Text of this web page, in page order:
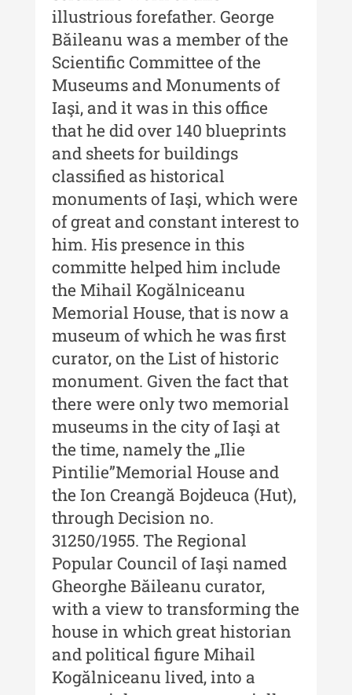
Moldovei
Anuarul Muzeului Etnografic al
Moldovei - XXII / 2022
Anuarul Muzeului Etnografic al
Moldovei - XXI / 2021
Anuarul Muzeului Etnografic al
Moldovei - XX / 2020
Indexul Complet
Buletinul Muzeului Științei și
Tehnicii ”Ștefan Procopiu”
Buletinul Muzeului Științei și
Tehnicii ”Ștefan Procopiu” - An
XV / Nr. 15 / 2021
Buletinul Muzeului Științei și
Tehnicii ”Ștefan Procopiu” - An
XIV / Nr. 14 / 2020
Buletinul Muzeului Științei și
Tehnicii ”Ștefan Procopiu” - An
XII / Nr. 13 / 2019
Indexul Complet
Buletinul Centrului de Cercetare și
Conservare-Restaurare a
Patrimoniului
Buletinul Centrului de Cercetare
și Conservare-Restaurare a
Patrimoniului - 2021
Buletinul Centrului de Cercetare
și Conservare-Restaurare a
illustrious forefather. George
Băileanu was a member of the
Scientific Committee of the
Museums and Monuments of
Iaşi, and it was in this office
that he did over 140 blueprints
and sheets for buildings
classified as historical
monuments of Iaşi, which were
of great and constant interest to
him. His presence in this
committe helped him include
the Mihail Kogălniceanu
Memorial House, that is now a
museum of which he was first
curator, on the List of historic
monument. Given the fact that
there were only two memorial
museums in the city of Iaşi at
the time, namely the „Ilie
Pintilie”Memorial House and
the Ion Creangă Bojdeuca (Hut),
through Decision no.
31250/1955. The Regional
Popular Council of Iaşi named
Gheorghe Băileanu curator,
with a view to transforming the
house in which great historian
and political figure Mihail
Kogălniceanu lived, into a